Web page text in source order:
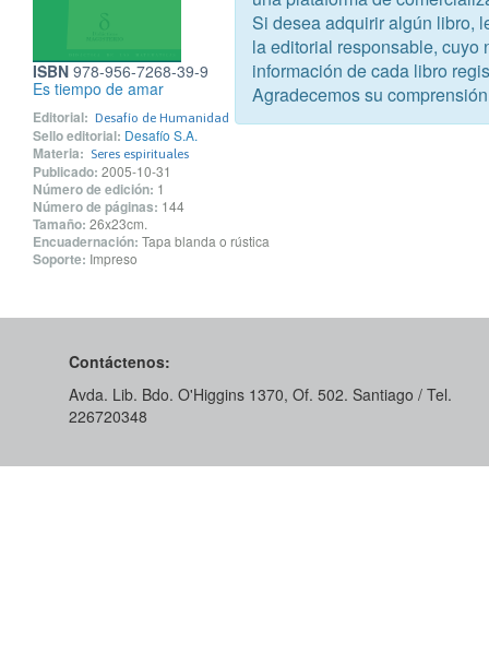
ISBN 978-956-7268-39-9
Es tiempo de amar
Editorial: Desafío de Humanidad
Sello editorial: Desafío S.A.
Materia: Seres espirituales
Publicado: 2005-10-31
Número de edición: 1
Número de páginas: 144
Tamaño: 26x23cm.
Encuadernación: Tapa blanda o rústica
Soporte: Impreso
Contáctenos:
Avda. Lib. Bdo. O'Higgins 1370, Of. 502. Santiago / Tel.
226720348
Si desea adquirir algún libro,
la editorial responsable, cuyo
información de cada libro
Agradecemos su